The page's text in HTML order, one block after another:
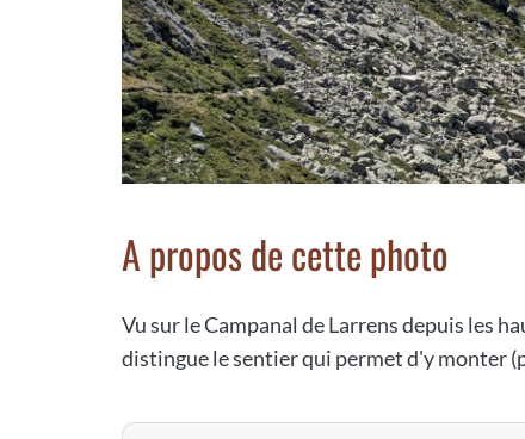
A propos de cette photo
Vu sur le Campanal de Larrens depuis les
distingue le sentier qui permet d'y monter